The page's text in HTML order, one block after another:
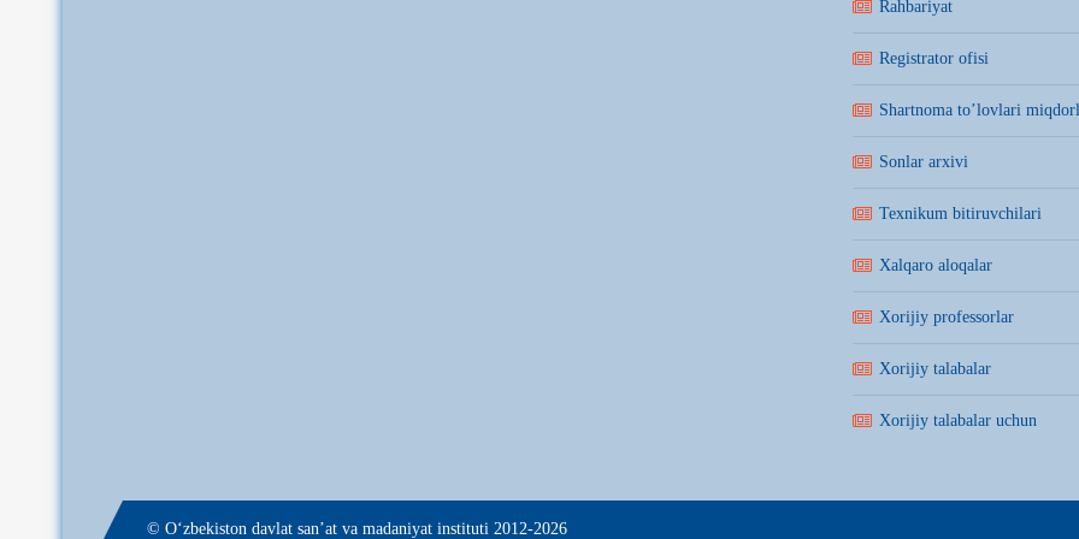
Rahbariyat
Registrator ofisi
Shartnoma to’lovlari
Sonlar arxivi
Texnikum bitiruvchilari
Xalqaro aloqalar
Xorijiy professorlar
Xorijiy talabalar
Xorijiy talabalar uchun
© О‘zbekiston davlat san’at va madaniyat instituti 2012-2026